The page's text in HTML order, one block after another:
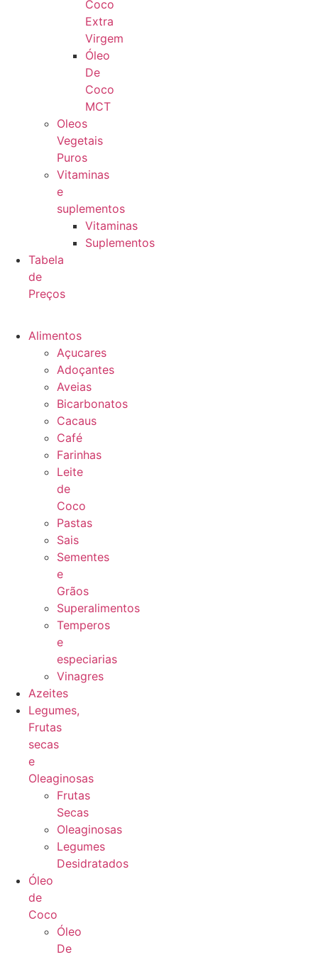
Coco
Extra
Virgem
Óleo
De
Coco
MCT
Oleos
Vegetais
Puros
Vitaminas
e
suplementos
Vitaminas
Suplementos
Tabela
de
Preços
Alimentos
Açucares
Adoçantes
Aveias
Bicarbonatos
Cacaus
Café
Farinhas
Leite
de
Coco
Pastas
Sais
Sementes
e
Grãos
Superalimentos
Temperos
e
especiarias
Vinagres
Azeites
Legumes,
Frutas
secas
e
Oleaginosas
Frutas
Secas
Oleaginosas
Legumes
Desidratados
Óleo
de
Coco
Óleo
De